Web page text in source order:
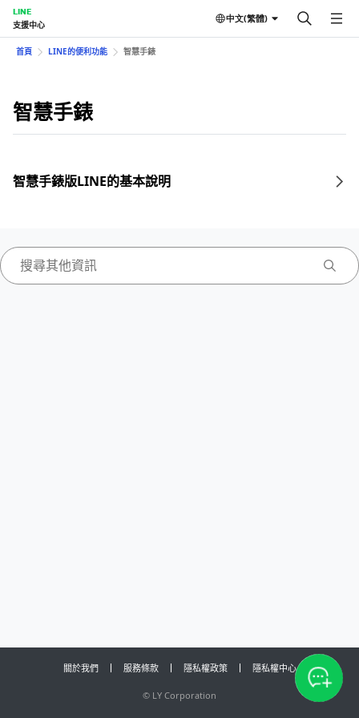
LINE
支援中心
中文(繁體)
首頁 LINE的便利功能 智慧手錶
智慧手錶
智慧手錶版LINE的基本說明
關於我們 服務條款 隱私權政策 隱私權中心
© LY Corporation